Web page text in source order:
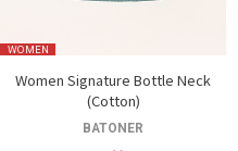
WOMEN
Women Signature Bottle Neck
(Cotton)
BATONER